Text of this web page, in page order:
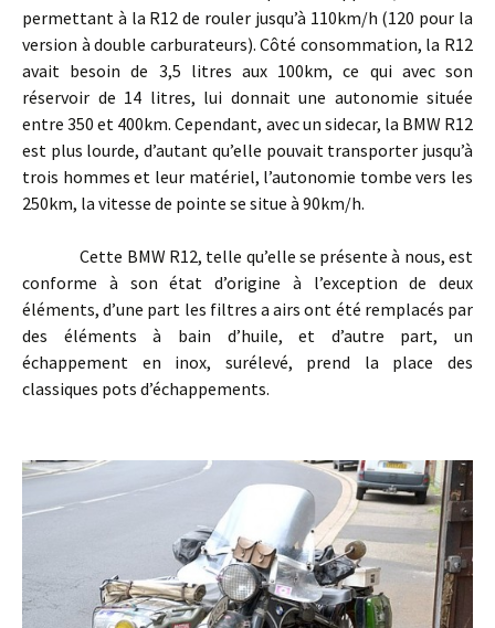
permettant à la R12 de rouler jusqu’à 110km/h (120 pour la
version à double carburateurs). Côté consommation, la R12
avait besoin de 3,5 litres aux 100km, ce qui avec son
réservoir de 14 litres, lui donnait une autonomie située
entre 350 et 400km. Cependant, avec un sidecar, la BMW R12
est plus lourde, d’autant qu’elle pouvait transporter jusqu’à
trois hommes et leur matériel, l’autonomie tombe vers les
250km, la vitesse de pointe se situe à 90km/h.
Cette BMW R12, telle qu’elle se présente à nous, est
conforme à son état d’origine à l’exception de deux
éléments, d’une part les filtres a airs ont été remplacés par
des éléments à bain d’huile, et d’autre part, un
échappement en inox, surélevé, prend la place des
classiques pots d’échappements.